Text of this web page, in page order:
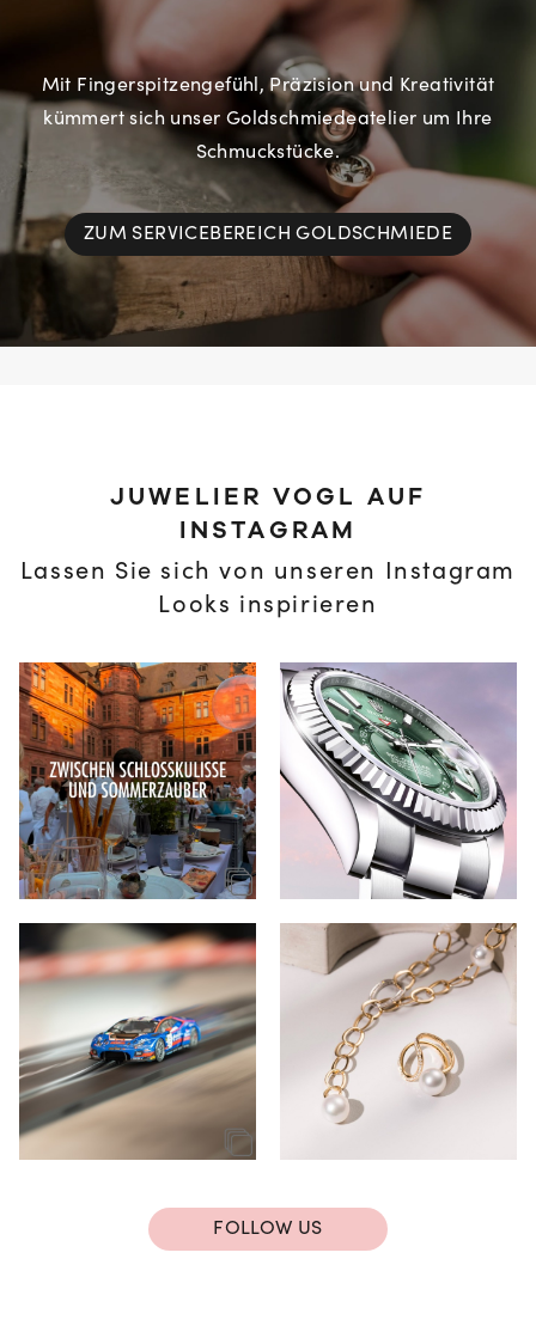
Mit Fingerspitzengefühl, Präzision und Kreativität
kümmert sich unser Goldschmiedeatelier um Ihre
Schmuckstücke.
ZUM SERVICEBEREICH GOLDSCHMIEDE
JUWELIER VOGL AUF
INSTAGRAM
Lassen Sie sich von unseren Instagram
Looks inspirieren
FOLLOW US